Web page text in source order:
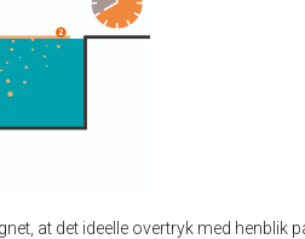
at det ideelle overtryk med henblik